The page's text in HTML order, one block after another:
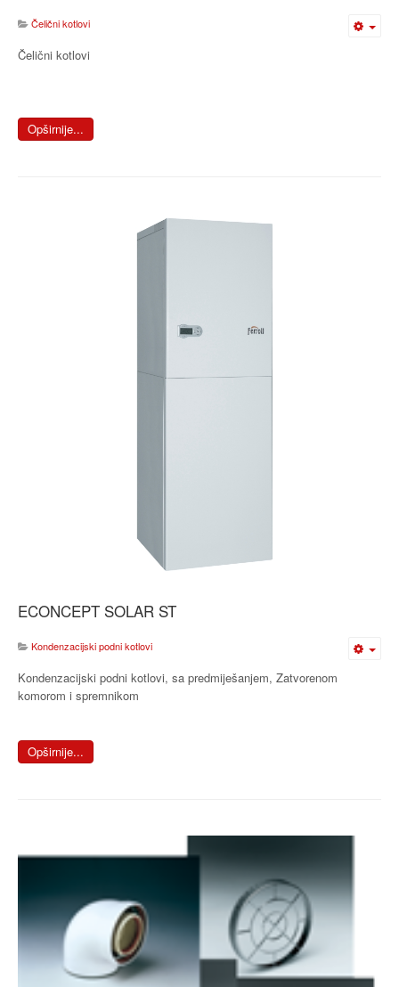
Čelični kotlovi
Čelični kotlovi
Opširnije...
ECONCEPT SOLAR ST
Kondenzacijski podni kotlovi
Kondenzacijski podni kotlovi, sa predmiješanjem, Zatvorenom
komorom i spremnikom
Opširnije...